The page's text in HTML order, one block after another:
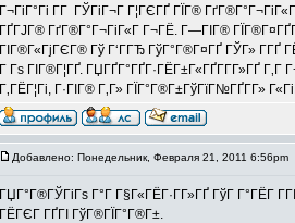
Г¬ГіГ°Гі Г­Г ГЎГіГ¬Г Г¦ГЄГҐ ГЇГ®
ГҐГЈГ® ГґГ®Г°Г¬ГіГ«Г Г¬ГЁ. Г—ГІГ®
ГІГ®Г«ГјГЄГ® Гў Г‘ГГЂ ГўГ°Г®Г¤ГҐ ГЎГ» Г­ГҐ
Г Гѕ ГІГ®Г¦ГҐ. ГЏГҐГ°ГҐГ·ГЁГ±Г«ГҐГ­Г­Г»ГҐ
Г‚ГЁГ¦Гі, Г·ГІГ® Г‚Г» ГЇГ°Г®Г±ГўГїГ№ГҐГ­Г»
Добавлено: Понедельник, Февраля 21, 2011 6:56pm
ГЏГ°Г®ГЎГіГѕ Г°Г Г§Г«ГЁГ·Г­Г»ГҐ ГўГ Г°ГЁГ
ГЁГЄГ ГҐГІ ГўГ®ГЇГ°Г®Г±.